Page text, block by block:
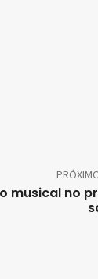
musical no